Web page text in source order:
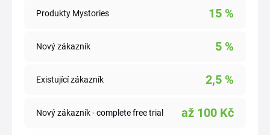
Produkty Mystories 15 %
Nový zákazník 5 %
Existující zákazník 2,5 %
Nový zákazník - complete free trial až 100 Kč